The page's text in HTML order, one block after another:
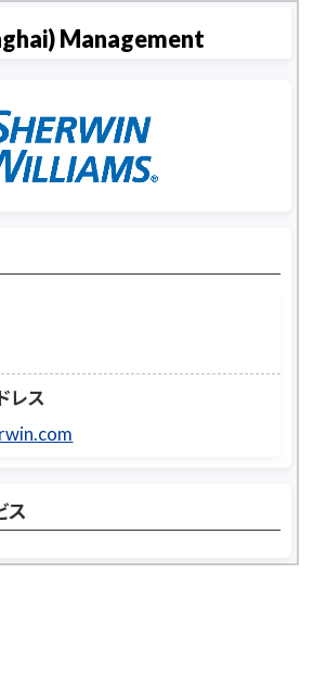
Management
レス
ス